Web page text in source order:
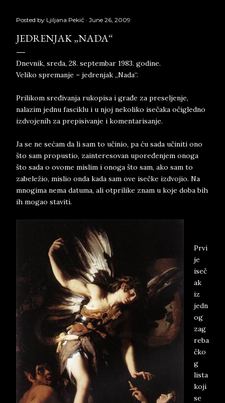
Posted by Ljiljana Pekić June 26, 2009
JEDRENJAK „NADA“
Dnevnik, sreda, 28. septembar 1983. godine.
Veliko spremanje – jedrenjak „Nada“.
Prilikom sređivanja rukopisa i građe za preseljenje,
nalazim jednu fasciklu i u njoj nekoliko isečaka očigledno
izdvojenih za prepisivanje i komentarisanje.
Ja se ne sećam da li sam to učinio, pa ću sada učiniti ono
što sam propustio, zainteresovan upoređenjem onoga
što sada o ovome mislim i onoga što sam, ako sam to
zabeležio, mislio onda kada sam ove isečke izdvojio. Na
mnogima nema datuma, ali otprilike znam u koje doba bih
ih mogao staviti.
Prvi
je
iseč
ak
iz
jedn
og
zag
reba
čko
g
lista
koji
se